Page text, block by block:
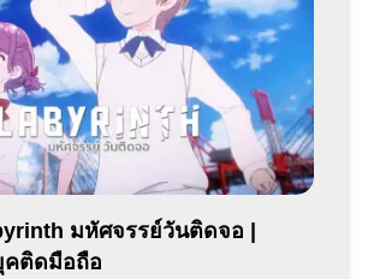
มหัศจรรย์วันติดจอ |
คติดมือถือ